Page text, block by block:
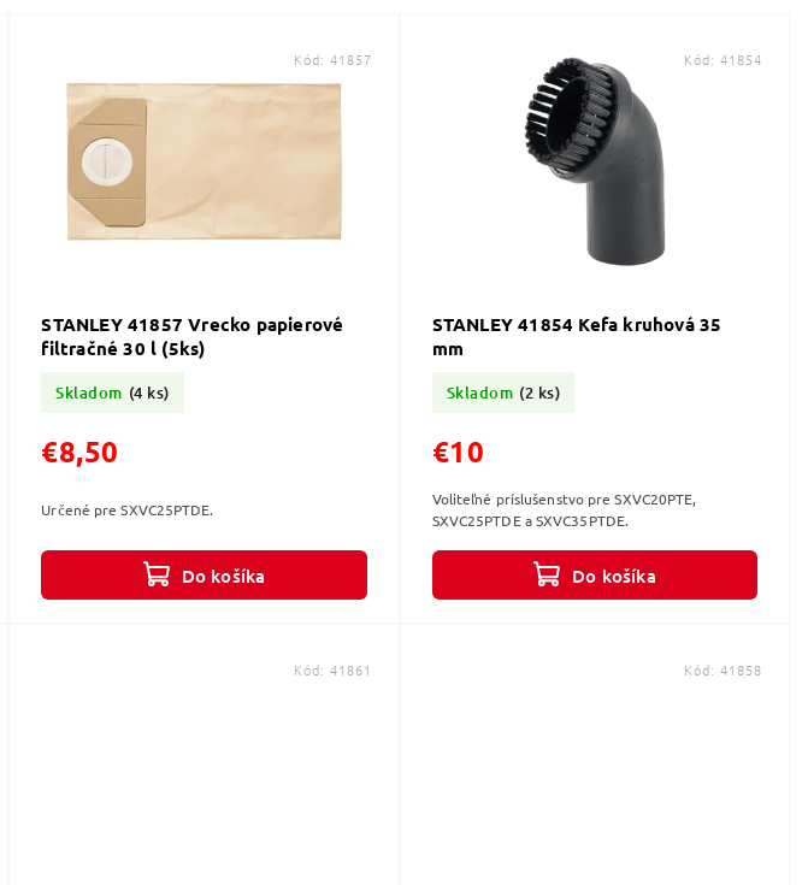
STANLEY 41857 Vrecko papierové
filtračné 30 l (5ks)
Skladom (4 ks)
€8,50
Do košíka
Určené pre SXVC25PTDE.
Kód: 41857
STANLEY 41854 Kefa kruhová 35
mm
Skladom (2 ks)
€10
Do košíka
Voliteľné príslušenstvo pre SXVC20PTE,
SXVC25PTDE a SXVC35PTDE.
Kód: 41854
Kód: 41861 Kód: 41858